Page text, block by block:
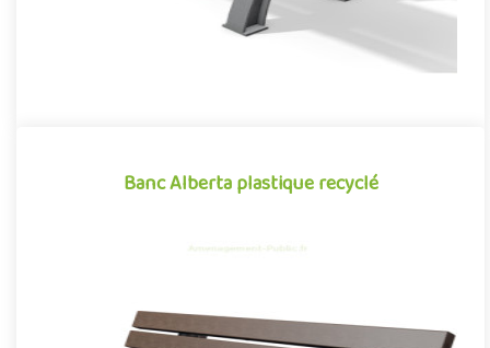
Banc Alberta plastique recyclé
Mobilier urbain conçu en plastique recyclé, le banc Alberta se
démarque par sa conception novatrice associant avec réussite